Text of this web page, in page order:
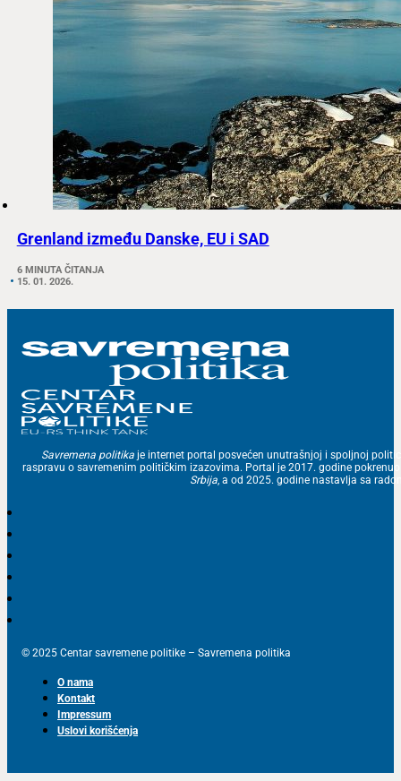
Grenland između Danske, EU i SAD
6 MINUTA ČITANJA
15. 01. 2026.
Savremena politika je internet portal posvećen unutrašnjoj i spoljnoj
raspravu o savremenim političkim izazovima. Portal je 2017. godine
Srbija, a od 2025. godine nastavlja sa
© 2025 Centar savremene politike – Savremena politika
O nama
Kontakt
Impressum
Uslovi korišćenja